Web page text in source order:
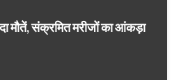
मौतें, संक्रमित मरीजों का आंकड़ा